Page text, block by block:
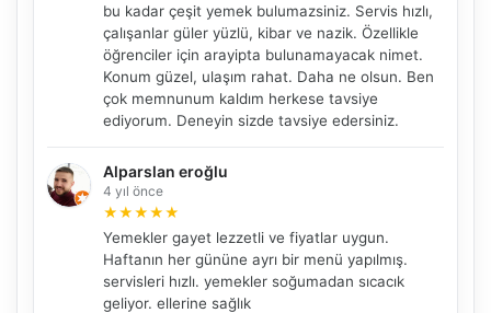
bu kadar çeşit yemek bulumazsiniz. Servis hızlı,
çalışanlar güler yüzlü, kibar ve nazik. Özellikle
öğrenciler için arayipta bulunamayacak nimet.
Konum güzel, ulaşım rahat. Daha ne olsun. Ben
çok memnunum kaldım herkese tavsiye
ediyorum. Deneyin sizde tavsiye edersiniz.
Alparslan eroğlu
4 yıl önce
★★★★★
Yemekler gayet lezzetli ve fiyatlar uygun.
Haftanın her gününe ayrı bir menü yapılmış.
servisleri hızlı. yemekler soğumadan sıcacık
geliyor. ellerine sağlık